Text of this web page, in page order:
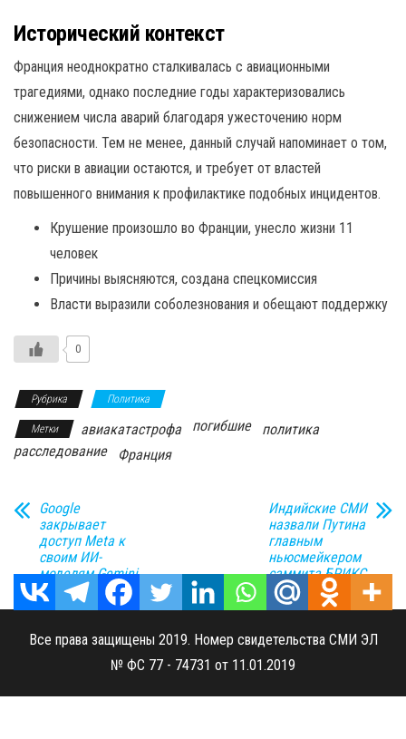
Исторический контекст
Франция неоднократно сталкивалась с авиационными
трагедиями, однако последние годы характеризовались
снижением числа аварий благодаря ужесточению норм
безопасности. Тем не менее, данный случай напоминает о том,
что риски в авиации остаются, и требует от властей
повышенного внимания к профилактике подобных инцидентов.
Крушение произошло во Франции, унесло жизни 11
человек
Причины выясняются, создана спецкомиссия
Власти выразили соболезнования и обещают поддержку
0
Рубрика Политика
Метки авиакатастрофа погибшие
политика
расследование
Франция
Google
закрывает
доступ Meta к
своим ИИ-
моделям Gemini
Индийские СМИ
назвали Путина
главным
ньюсмейкером
саммита БРИКС
Все права защищены 2019. Номер свидетельства СМИ ЭЛ
№ ФС 77 - 74731 от 11.01.2019